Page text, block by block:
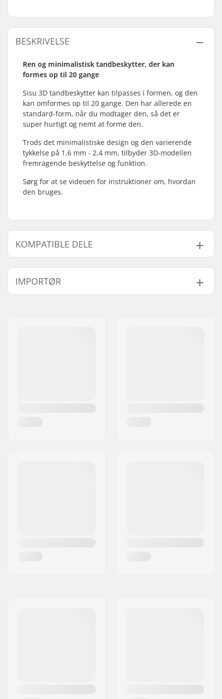
BESKRIVELSE
Ren og minimalistisk tandbeskytter, der kan
formes op til 20 gange
Sisu 3D tandbeskytter kan tilpasses i formen, og den
kan omformes op til 20 gange. Den har allerede en
standard-form, når du modtager den, så det er
super hurtigt og nemt at forme den.
Trods det minimalistiske design og den varierende
tykkelse på 1,6 mm - 2,4 mm, tilbyder 3D-modellen
fremragende beskyttelse og funktion.
Sørg for at se videoen for instruktioner om, hvordan
den bruges.
KOMPATIBLE DELE
Find produkter, som er kompatible med Sisu 3D
Tandbeskytter:
IMPORTØR